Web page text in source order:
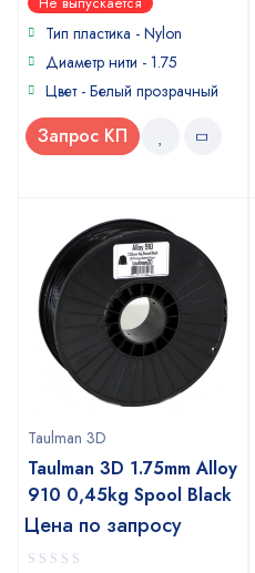
out
of
Тип пластика - Nylon
Диаметр нити - 1.75
Цвет - Белый прозрачный
Запрос КП
Taulman 3D
Taulman 3D 1.75mm Alloy
910 0,45kg Spool Black
Цена по запросу